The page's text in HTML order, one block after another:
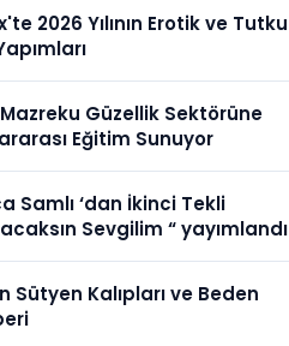
2026 Yılının Erotik ve Tutku
Güzellik Sektörüne
Eğitim Sunuyor
Samlı ‘dan İkinci Tekli
Sevgilim “ yayımlandı
Sütyen Kalıpları ve Beden